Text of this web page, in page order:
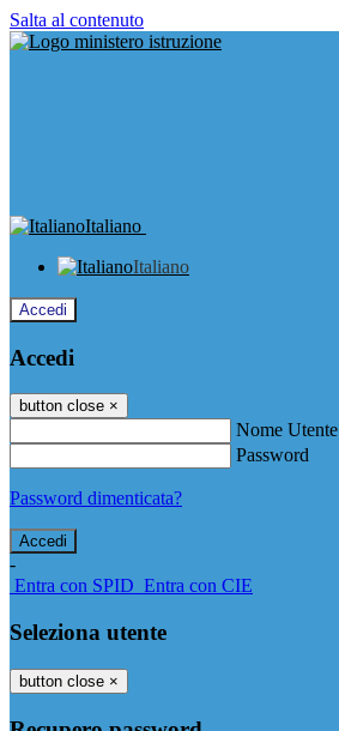
Salta al contenuto
Italiano
Italiano
Accedi
Accedi
button close ×
Nome Utente
Password
Password dimenticata?
-
Entra con SPID Entra con CIE
Seleziona utente
button close ×